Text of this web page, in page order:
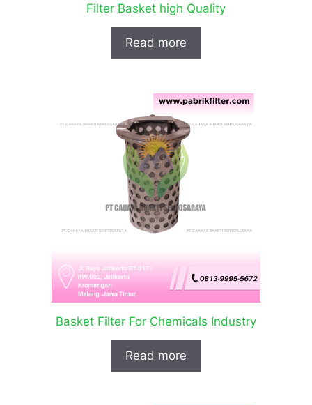
Filter Basket high Quality
Read more
Basket Filter For Chemicals Industry
Read more